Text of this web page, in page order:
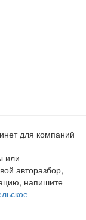
для компаний
или
авторазбор,
напишите